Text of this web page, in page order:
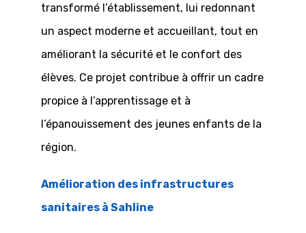
transformé l’établissement, lui redonnant
un aspect moderne et accueillant, tout en
améliorant la sécurité et le confort des
élèves. Ce projet contribue à offrir un cadre
propice à l’apprentissage et à
l’épanouissement des jeunes enfants de la
région.
Amélioration des infrastructures
sanitaires à Sahline